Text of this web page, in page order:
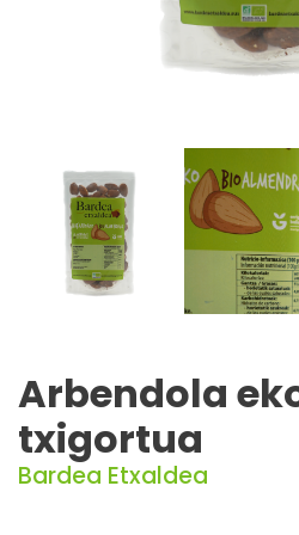
Arbendola
txigortua
Bardea Etxaldea